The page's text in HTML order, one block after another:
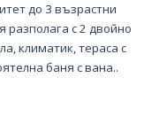
до 3 възрастни
разполага с 2 двойно
климатик, тераса с
баня с вана..